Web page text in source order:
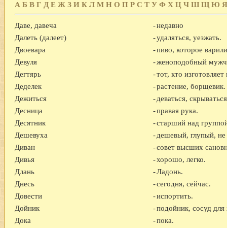
А Б В Г Д Е Ж З И К Л М Н О П Р С Т У Ф Х Ц Ч Ш Щ Ю Я
Даве, давеча -недавно
Далеть (далеет)
-удаляться, уезжать.
Двоевара
-пиво, которое
Девуля
-женоподобный
Дегтярь
-тот, кто
Деделек
-растение,
Дежиться
-деваться,
Десница
-правая рука.
Десятник
-старший над
Дешевуха
-дешевый, глупый,
Диван
-совет высших
Дивья
-хорошо, легко.
Длань
-Ладонь.
Днесь
-сегодня, сейчас.
Довести
-испортить.
Дойник
-подойник, сосуд
Дока
-пока.